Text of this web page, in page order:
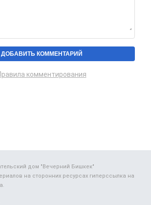
комментирования
дом "Вечерний Бишкек"
на сторонних ресурсах гиперссылка на